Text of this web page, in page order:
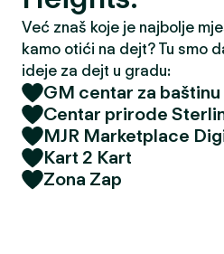
Već znaš koje je najbolje
kamo otići na dejt? Tu smo
ideje za dejt u gradu:
GM centar za baštinu
Centar prirode
MJR Marketplace
Kart 2 Kart
Zona Zap